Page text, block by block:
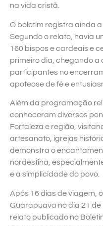
na vida cristã.
O boletim registra ainda
Segundo o relato, havia
160 bispos e cardeais e
primeiro dia, chegando a
participantes no
apoteose de fé e
Além da programação
conheceram diversos
Fortaleza e região,
artesanato, igrejas
demonstra o
nordestina,
e a simplicidade do povo.
Após 16 dias de viagem,
Guarapuava no dia 21
relato publicado no